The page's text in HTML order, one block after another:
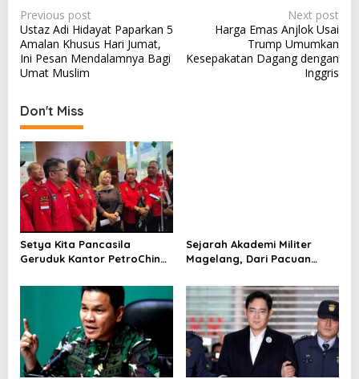
P
o
s
t
n
a
v
i
g
a
t
i
o
Previous post
Ustaz Adi Hidayat Paparkan 5
Amalan Khusus Hari Jumat,
Ini Pesan Mendalamnya Bagi
Umat Muslim
Next post
Harga Emas Anjlok Usai
Trump Umumkan
Kesepakatan Dagang dengan
Inggris
Don't Miss
Setya Kita Pancasila
Geruduk Kantor PetroChina,
Pekerja Migas Sorong
Sejarah Akademi Militer
Magelang, Dari Pacuan